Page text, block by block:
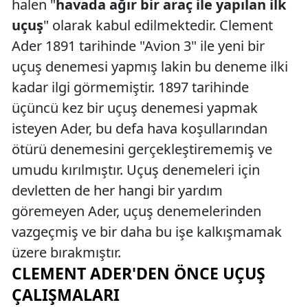
halen "havada ağır bir araç ile yapılan ilk
uçuş" olarak kabul edilmektedir. Clement
Ader 1891 tarihinde "Avion 3" ile yeni bir
uçuş denemesi yapmış lakin bu deneme ilki
kadar ilgi görmemiştir. 1897 tarihinde
üçüncü kez bir uçuş denemesi yapmak
isteyen Ader, bu defa hava koşullarından
ötürü denemesini gerçekleştirememiş ve
umudu kırılmıştır. Uçuş denemeleri için
devletten de her hangi bir yardım
göremeyen Ader, uçuş denemelerinden
vazgeçmiş ve bir daha bu işe kalkışmamak
üzere bırakmıştır.
CLEMENT ADER'DEN ÖNCE UÇUŞ
ÇALIŞMALARI